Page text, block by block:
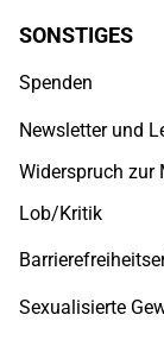
SONSTIGES
Spenden
Newsletter und
Widerspruch
Lob/Kritik
Sexualisierte